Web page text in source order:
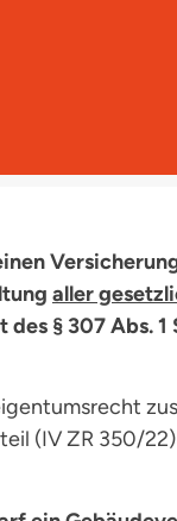
aller
§ 307 Abs.
(IV ZR 350/